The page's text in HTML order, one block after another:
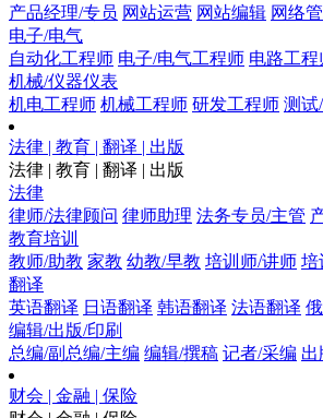
产品经理/专员 网站运营 网站编辑 网络
电子/电气
自动化工程师 电子/电气工程师 电路工程
机械/仪器仪表
机电工程师 机械工程师 研发工程师 测试
法律 | 教育 | 翻译 | 出版
法律 | 教育 | 翻译 | 出版
法律
律师/法律顾问 律师助理 法务专员/主管
教育培训
教师/助教 家教 幼教/早教 培训师/讲师 培
翻译
英语翻译 日语翻译 韩语翻译 法语翻译
编辑/出版/印刷
总编/副总编/主编 编辑/撰稿 记者/采编 出
财会 | 金融 | 保险